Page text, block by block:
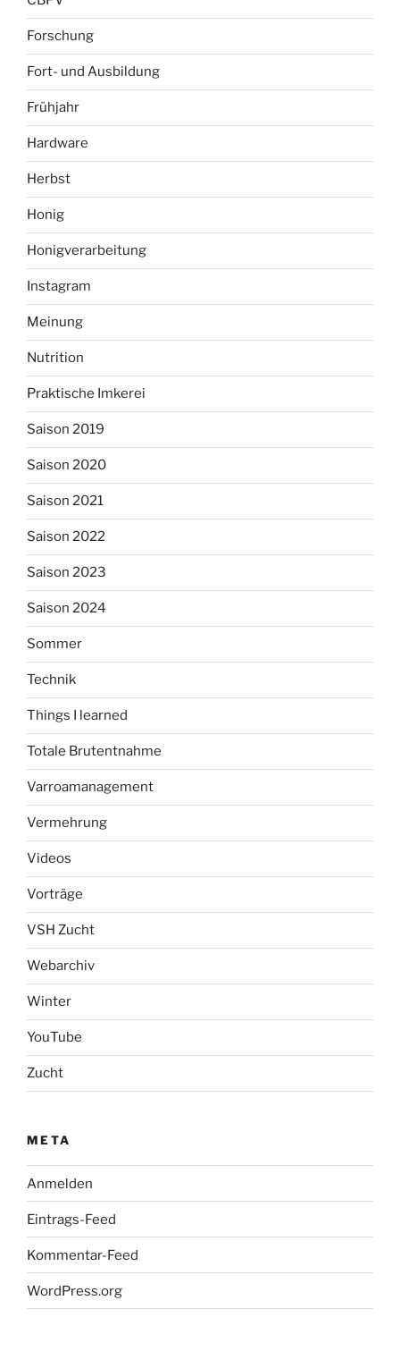
Forschung
Fort- und Ausbildung
Frühjahr
Hardware
Herbst
Honig
Honigverarbeitung
Instagram
Meinung
Nutrition
Praktische Imkerei
Saison 2019
Saison 2020
Saison 2021
Saison 2022
Saison 2023
Saison 2024
Sommer
Technik
Things I learned
Totale Brutentnahme
Varroamanagement
Vermehrung
Videos
Vorträge
VSH Zucht
Webarchiv
Winter
YouTube
Zucht
META
Anmelden
Eintrags-Feed
Kommentar-Feed
WordPress.org